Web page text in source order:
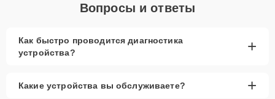
Вопросы и ответы
Как быстро проводится диагностика
устройства?
+
Какие устройства вы обслуживаете? +